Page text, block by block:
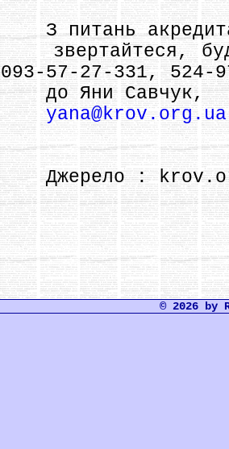
З питань
звертайтеся,
093-57-27-331, 524-
до Яни Савчук,
yana@krov.org.ua
Джерело :
© 2026 by